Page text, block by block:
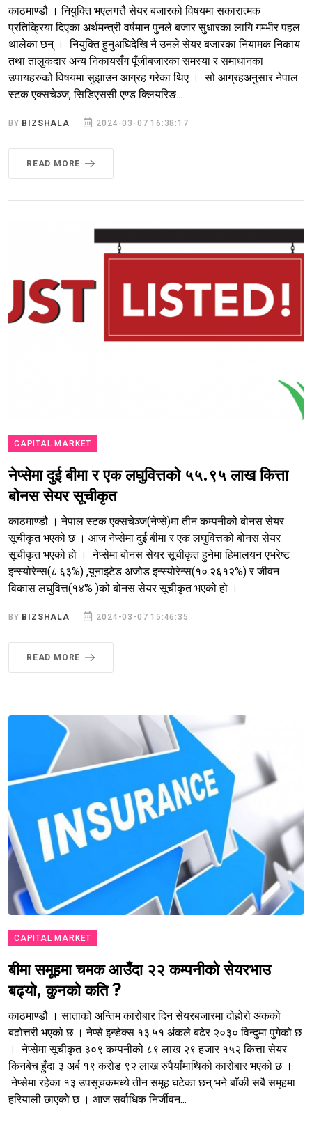
काठमाण्डौ । नियुक्ति भएलगत्तै सेयर बजारको विषयमा सकारात्मक
प्रतिक्रिया दिएका अर्थमन्त्री वर्षमान पुनले बजार सुधारका लागि गम्भीर पहल
थालेका छन् । नियुक्ति हुनुअघिदेखि नै उनले सेयर बजारका नियामक निकाय
तथा तालुकदार अन्य निकायसँग पूँजीबजारका समस्या र समाधानका
उपायहरुको विषयमा सुझाउन आग्रह गरेका थिए । सो आग्रहअनुसार नेपाल
स्टक एक्सचेञ्ज, सिडिएससी एण्ड क्लियरिङ...
BY BIZSHALA 2024-03-07 16:38:17
READ MORE
CAPITAL MARKET
नेप्सेमा दुई बीमा र एक लघुवित्तको ५५.९५ लाख कित्ता
बोनस सेयर सूचीकृत
काठमाण्डौ । नेपाल स्टक एक्सचेञ्ज(नेप्से)मा तीन कम्पनीको बोनस सेयर
सूचीकृत भएको छ । आज नेप्सेमा दुई बीमा र एक लघुवित्तको बोनस सेयर
सूचीकृत भएको हो । नेप्सेमा बोनस सेयर सूचीकृत हुनेमा हिमालयन एभरेष्ट
इन्स्योरेन्स(८.६३%) ,यूनाइटेड अजोड इन्स्योरेन्स(१०.२६१२%) र जीवन
विकास लघुवित्त(१४% )को बोनस सेयर सूचीकृत भएको हो ।
BY BIZSHALA 2024-03-07 15:46:35
READ MORE
CAPITAL MARKET
बीमा समूहमा चमक आउँदा २२ कम्पनीको सेयरभाउ
बढ्यो, कुनको कति ?
काठमाण्डौ । साताको अन्तिम कारोबार दिन सेयरबजारमा दोहोरो अंकको
बढोत्तरी भएको छ । नेप्से इन्डेक्स १३.५१ अंकले बढेर २०३० विन्दुमा पुगेको छ
। नेप्सेमा सूचीकृत ३०९ कम्पनीको ८९ लाख २९ हजार १५२ कित्ता सेयर
किनबेच हुँदा ३ अर्ब १९ करोड ९२ लाख रुपैयाँमाथिको कारोबार भएको छ ।
नेप्सेमा रहेका १३ उपसूचकमध्ये तीन समूह घटेका छन् भने बाँकी सबै समूहमा
हरियाली छाएको छ । आज सर्वाधिक निर्जीवन...